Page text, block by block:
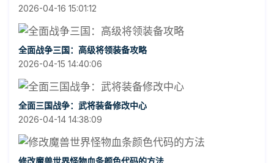
2026-04-16 15:01:12
全面战争三国：高级将领装备攻略
2026-04-15 14:40:06
全面三国战争：武将装备修改中心
2026-04-14 14:38:09
修改魔兽世界怪物血条颜色代码的方法